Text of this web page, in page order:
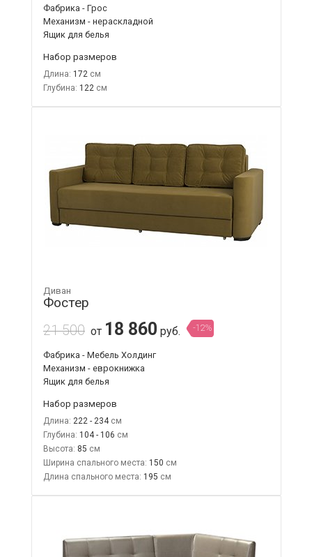
Фабрика - Грос
Механизм - нераскладной
Ящик для белья
Набор размеров
Длина: 172
Глубина: 122
Диван
Фостер
21 500 от 18 860 руб. -12%
Фабрика - Мебель Холдинг
Механизм - еврокнижка
Ящик для белья
Набор размеров
Длина: 222 - 234
Глубина: 104 - 106
Высота: 85
Ширина спального места: 150
Длина спального места: 195